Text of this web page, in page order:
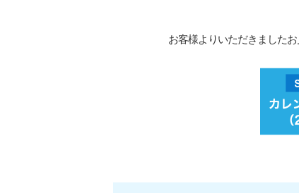
お客様よりいただきました